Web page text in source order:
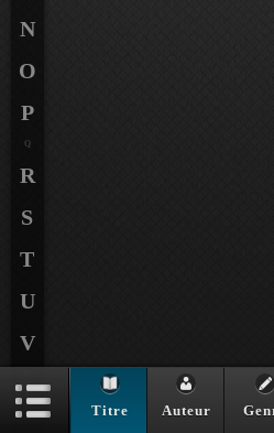
N
O
P
Q
R
S
T
U
V
Y Titre Auteur